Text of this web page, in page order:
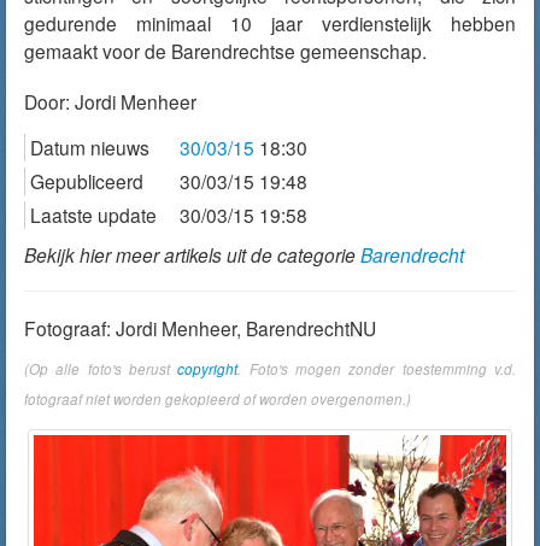
gedurende minimaal 10 jaar verdienstelijk hebben
gemaakt voor de Barendrechtse gemeenschap.
Door: Jordi Menheer
Datum nieuws
30/03/15 18:30
Gepubliceerd
30/03/15 19:48
Laatste update
30/03/15 19:58
Bekijk hier meer artikels uit de categorieBarendrecht
Fotograaf: Jordi Menheer, BarendrechtNU
(Op alle foto's berustcopyright. Foto's mogen zonder toestemming v.d.
fotograaf niet worden gekopieerd of worden overgenomen.)